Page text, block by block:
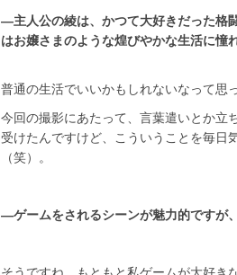
―主人公の綾は、かつて大好きだった格
はお嬢さまのような煌びやかな生活に憧
普通の生活でいいかもしれないなって思
今回の撮影にあたって、言葉遣いとか立
受けたんですけど、こういうことを毎日
（笑）。
―ゲームをされるシーンが魅力的ですが
そうですね。もともと私ゲームが大好き